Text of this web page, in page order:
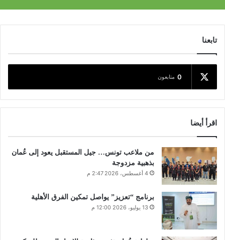
تابعنا
0 متابعون
اقرأ أيضا
من ملاعب تونس… جيل المستقبل يعود إلى عُمان
بذهبية مزدوجة
4 أغسطس، 2026 2:47 م
برنامج “تعزيز” يواصل تمكين الفرق الأهلية
13 يوليو، 2026 12:00 م